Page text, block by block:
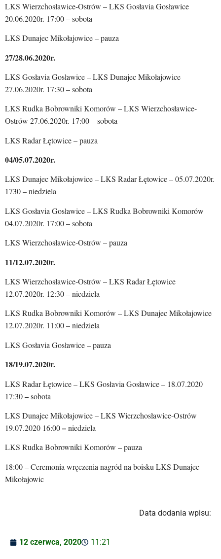
LKS Wierzchosławice-Ostrów – LKS Gosłavia Gosławice
20.06.2020r. 17:00 – sobota
LKS Dunajec Mikołajowice – pauza
27/28.06.2020r.
LKS Gosłavia Gosławice – LKS Dunajec Mikołajowice
27.06.2020r. 17:30 – sobota
LKS Rudka Bobrowniki Komorów – LKS Wierzchosławice-
Ostrów 27.06.2020r. 17:00 – sobota
LKS Radar Łętowice – pauza
04/05.07.2020r.
LKS Dunajec Mikołajowice – LKS Radar Łętowice – 05.07.2020r.
1730 – niedziela
LKS Gosłavia Gosławice – LKS Rudka Bobrowniki Komorów
04.07.2020r. 17:00 – sobota
LKS Wierzchosławice-Ostrów – pauza
11/12.07.2020r.
LKS Wierzchosławice-Ostrów – LKS Radar Łętowice
12.07.2020r. 12:30 – niedziela
LKS Rudka Bobrowniki Komorów –LKS Dunajec Mikołajowice
12.07.2020r. 11:00 – niedziela
LKS Gosłavia Gosławice – pauza
18/19.07.2020r.
LKS Radar Łętowice – LKS Gosłavia Gosławice – 18.07.2020
17:30–sobota
LKS Dunajec Mikołajowice – LKS Wierzchosławice-Ostrów
19.07.2020 16:00–niedziela
LKS Rudka Bobrowniki Komorów – pauza
18:00 – Ceremonia wręczenia nagród na boisku LKS Dunajec
Mikołajowic
Data dodania wpisu:
12 czerwca, 2020 11:21